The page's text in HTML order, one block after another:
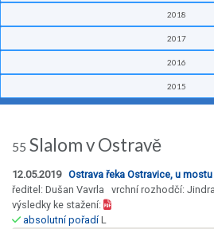
2018
2017
2016
2015
55 Slalom v Ostravě
12.05.2019 Ostrava řeka Ostravice, u mostu
ředitel: Dušan Vavrla vrchní rozhodčí:
výsledky ke stažení:
absolutní pořadíL